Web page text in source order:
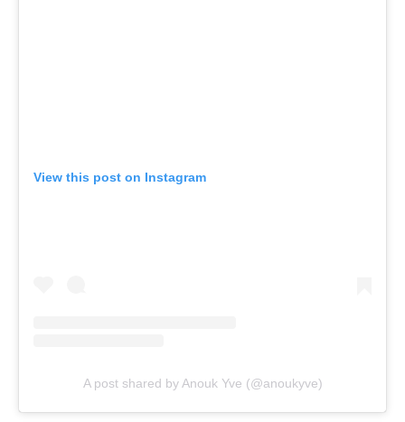
View this post on Instagram
A post shared by Anouk Yve (@anoukyve)